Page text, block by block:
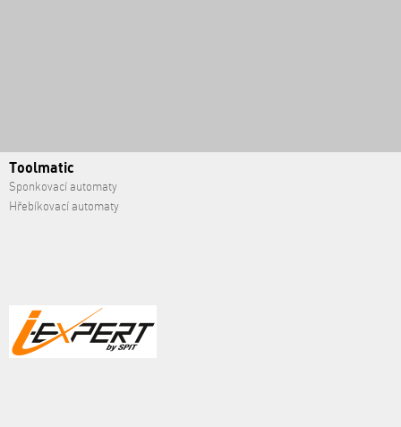
Toolmatic
Sponkovací automaty
Hřebíkovací automaty